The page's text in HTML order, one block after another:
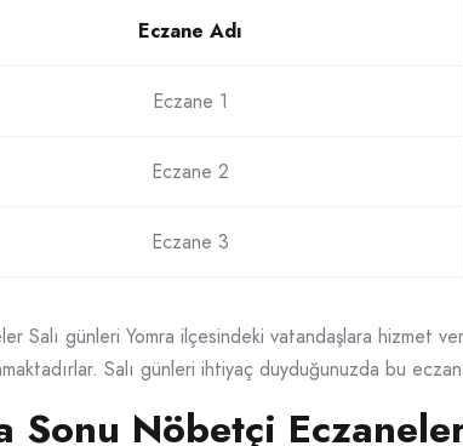
Eczane Adı
Eczane 1
Eczane 2
Eczane 3
Salı günleri Yomra ilçesindeki vatandaşlara hizmet
Salı günleri ihtiyaç duyduğunuzda bu
Sonu Nöbetçi